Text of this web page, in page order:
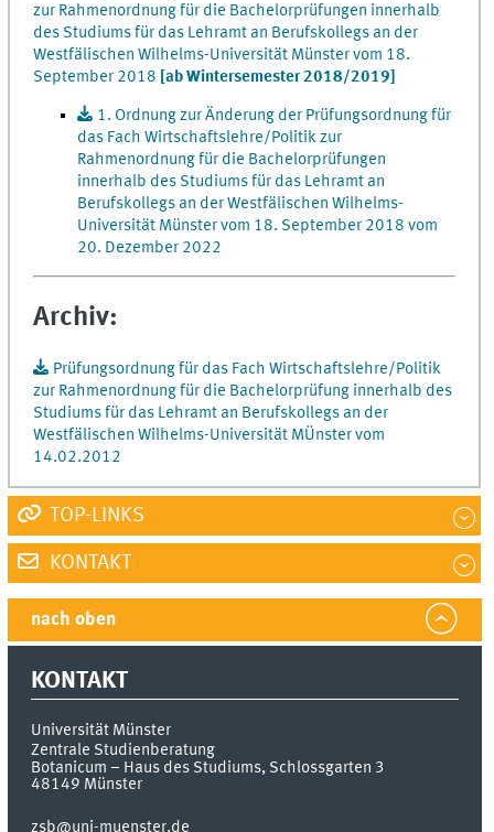
zur Rahmenordnung für die Bachelorprüfungen innerhalb
des Studiums für das Lehramt an Berufskollegs an der
Westfälischen Wilhelms-Universität Münster vom 18.
September 2018 [ab Wintersemester 2018/2019]
1. Ordnung zur Änderung der Prüfungsordnung für
das Fach Wirtschaftslehre/Politik zur
Rahmenordnung für die Bachelorprüfungen
innerhalb des Studiums für das Lehramt an
Berufskollegs an der Westfälischen Wilhelms-
Universität Münster vom 18. September 2018 vom
20. Dezember 2022
Archiv:
Prüfungsordnung für das Fach Wirtschaftslehre/Politik
zur Rahmenordnung für die Bachelorprüfung innerhalb des
Studiums für das Lehramt an Berufskollegs an der
Westfälischen Wilhelms-Universität MÜnster vom
14.02.2012
TOP-LINKS
KONTAKT
nach oben
KONTAKT
Universität Münster
Zentrale Studienberatung
Botanicum – Haus des Studiums, Schlossgarten 3
48149 Münster
zsb@uni-muenster.de